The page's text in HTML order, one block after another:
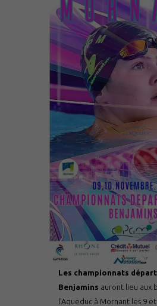
Les championnats
Benjamins auront lieu aux
l’Aqueduc à Mornant les 9